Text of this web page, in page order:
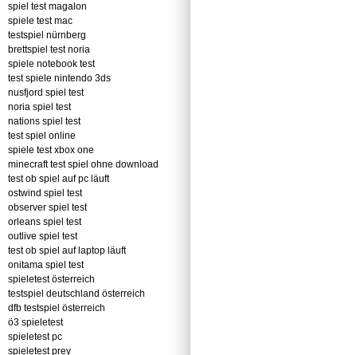
spiel test magalon
spiele test mac
testspiel nürnberg
brettspiel test noria
spiele notebook test
test spiele nintendo 3ds
nusfjord spiel test
noria spiel test
nations spiel test
test spiel online
spiele test xbox one
minecraft test spiel ohne download
test ob spiel auf pc läuft
ostwind spiel test
observer spiel test
orleans spiel test
outlive spiel test
test ob spiel auf laptop läuft
onitama spiel test
spieletest österreich
testspiel deutschland österreich
dfb testspiel österreich
ö3 spieletest
spieletest pc
spieletest prey